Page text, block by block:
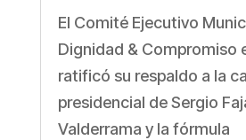
El Comité Ejecutivo
Dignidad & Compromiso
ratificó su respaldo a la
presidencial de Sergio
Valderrama y la fórmula